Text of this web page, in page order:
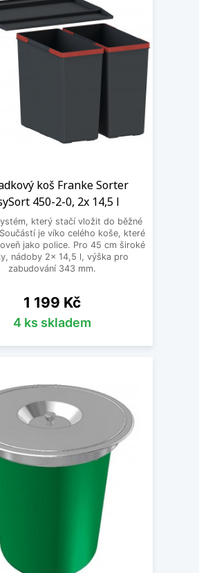
výsuvné se
maximálně komfortní
odpadu EasySort.
jejich konstrukce je
kompatibilní. Nabízíme
dílů a příslušenství. Ať
z našeho obchodu vám
koš Franke Sorter
450-2-0, 2x 14,5 l
který stačí vložit do běžné
je víko celého koše, které
jako police. Pro 45 cm široké
nádoby 2x 14,5 l, výška pro
zabudování 343 mm.
Cena
1 199 Kč
4 ks skladem